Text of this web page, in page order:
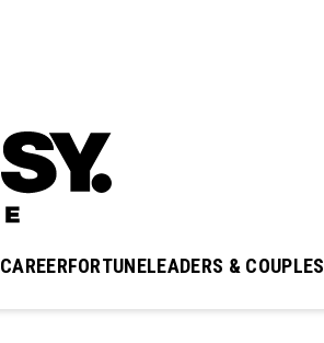
CAREERFORTUNELEADERS & COUPLES